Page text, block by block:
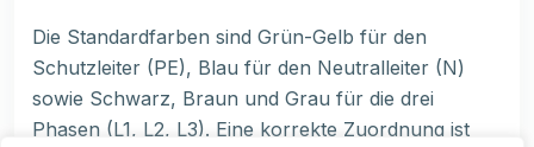
Die Standardfarben sind Grün-Gelb für den
Schutzleiter (PE), Blau für den Neutralleiter (N)
sowie Schwarz, Braun und Grau für die drei
Phasen (L1, L2, L3). Eine korrekte Zuordnung ist